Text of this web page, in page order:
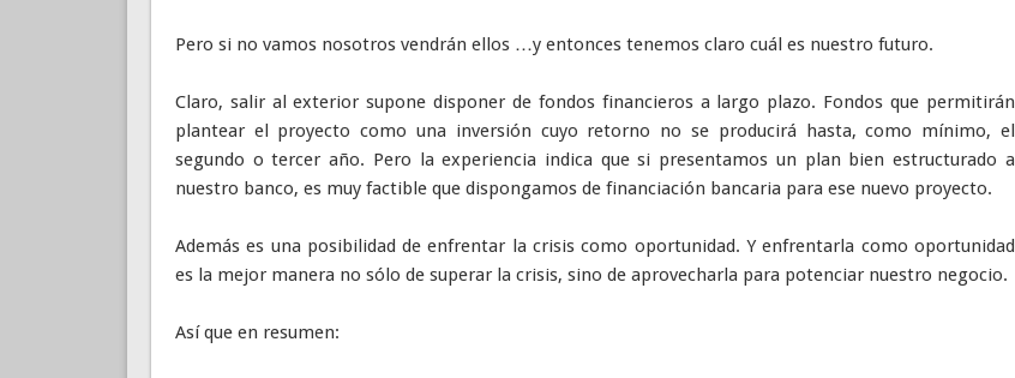
Pero si no vamos nosotros vendrán ellos …y entonces tenemos claro cuál es nuestro futuro.
Claro, salir al exterior supone disponer de fondos financieros a largo plazo. Fondos que permitirán
plantear el proyecto como una inversión cuyo retorno no se producirá hasta, como mínimo, el
segundo o tercer año. Pero la experiencia indica que si presentamos un plan bien estructurado a
nuestro banco, es muy factible que dispongamos de financiación bancaria para ese nuevo proyecto.
Además es una posibilidad de enfrentar la crisis como oportunidad. Y enfrentarla como oportunidad
es la mejor manera no sólo de superar la crisis, sino de aprovecharla para potenciar nuestro negocio.
Así que en resumen: